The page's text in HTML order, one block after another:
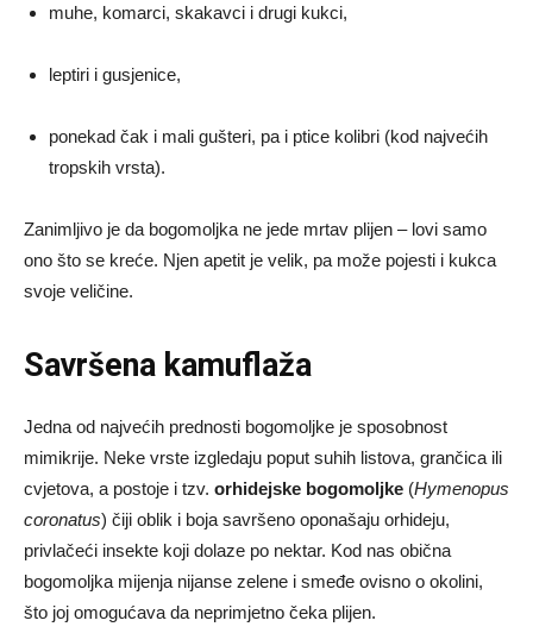
muhe, komarci, skakavci i drugi kukci,
leptiri i gusjenice,
ponekad čak i mali gušteri, pa i ptice kolibri (kod najvećih
tropskih vrsta).
Zanimljivo je da bogomoljka ne jede mrtav plijen – lovi samo
ono što se kreće. Njen apetit je velik, pa može pojesti i kukca
svoje veličine.
Savršena kamuflaža
Jedna od najvećih prednosti bogomoljke je sposobnost
mimikrije. Neke vrste izgledaju poput suhih listova, grančica ili
cvjetova, a postoje i tzv. orhidejske bogomoljke (Hymenopus
coronatus) čiji oblik i boja savršeno oponašaju orhideju,
privlačeći insekte koji dolaze po nektar. Kod nas obična
bogomoljka mijenja nijanse zelene i smeđe ovisno o okolini,
što joj omogućava da neprimjetno čeka plijen.